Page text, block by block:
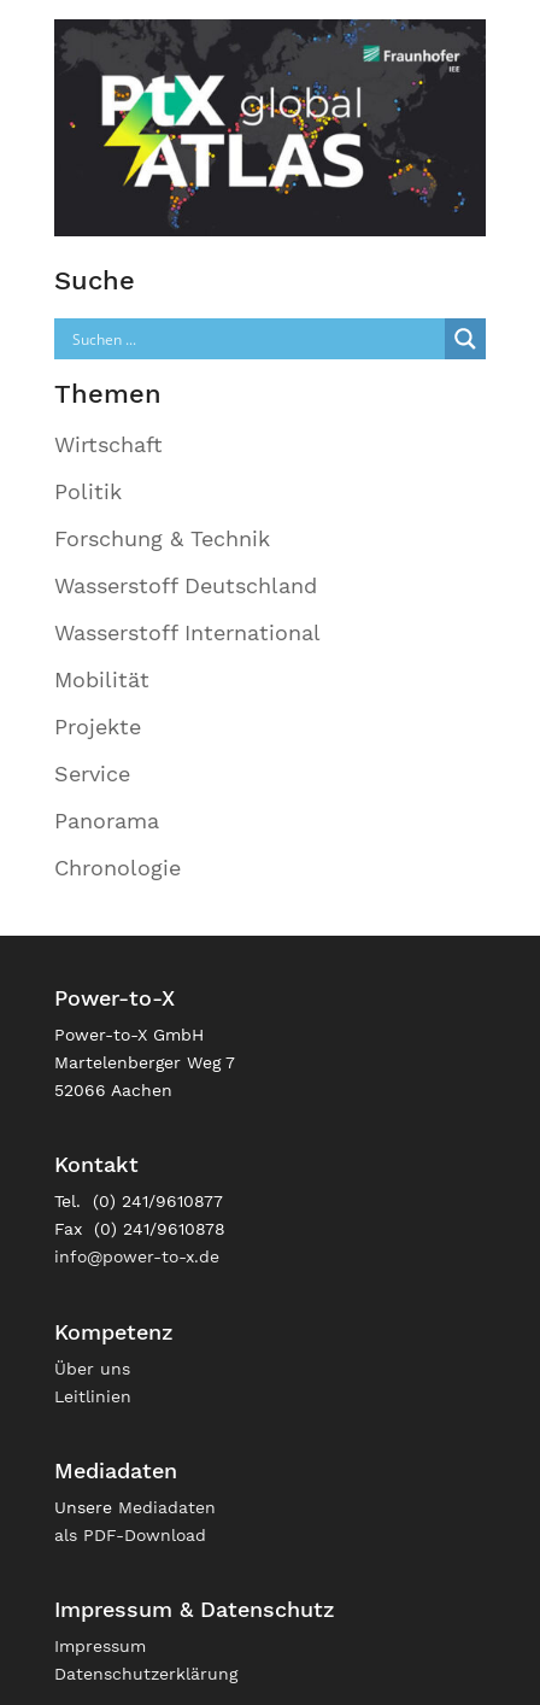
Suche
Themen
Wirtschaft
Politik
Forschung & Technik
Wasserstoff Deutschland
Wasserstoff International
Mobilität
Projekte
Service
Panorama
Chronologie
Power-to-X
Power-to-X GmbH
Martelenberger Weg 7
52066 Aachen
Kontakt
Tel. (0) 241/9610877
Fax (0) 241/9610878
info@power-to-x.de
Kompetenz
Über uns
Leitlinien
Mediadaten
Unsere Mediadaten
als PDF-Download
Impressum & Datenschutz
Impressum
Datenschutzerklärung